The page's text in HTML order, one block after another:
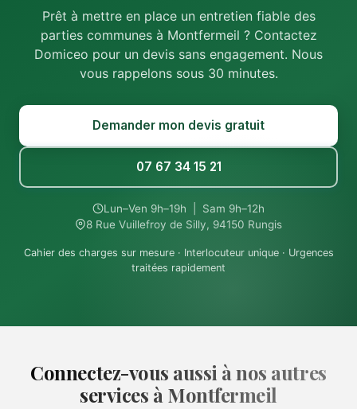
Prêt à mettre en place un entretien fiable des
parties communes à Montfermeil ? Contactez
Domiceo pour un devis sans engagement. Nous
vous rappelons sous 30 minutes.
Demander mon devis gratuit
07 67 34 15 21
Lun–Ven 9h–19h | Sam 9h–12h
8 Rue Vuillefroy de Silly, 94150 Rungis
Cahier des charges sur mesure · Interlocuteur unique · Urgences
traitées rapidement
Connectez-vous aussi à nos autres
services à Montfermeil